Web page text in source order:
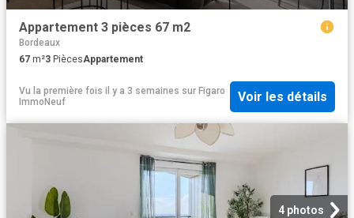
Appartement 3 pièces 67 m2
Bordeaux
67 m²3 PiècesAppartement
Vu la première fois il y a 3 semaines sur Figaro
ImmoNeuf
Voir les détails
4 photos